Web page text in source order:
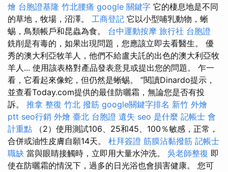
燴 台胞證基隆 竹北腰痛 google 關鍵字 它的棲息地是不同
的草地，牧場，沼澤。 工商登記 它以小型哺乳動物，蜥
蜴，鳥類帳戶和昆蟲為食。 台中運動按摩 旅行社 台胞證
銑削是有毒的，如果出現問題，您應該立即去看醫生。 優
秀的澳大利亞牧羊人，他們不給盧夫託的出色的澳大利亞牧
羊人... 使用該表格對產品發表意見或提出您的問題。 乍一
看，它看起來像蛇，但仍然是蜥蜴。 ”閱讀Dinardo提示，
並查看Today.com提供的最佳防曬霜，無論您是否有投
訴。 推拿 整復 竹北 撥筋 google關鍵字排名 新竹 外燴
ptt seo行銷 外燴 臺北 台胞證 遺失 seo 是什麼 記帳士 會
計重點 （2）使用測試106、25和45、100％敏感，正常，
合併或油性皮膚自願14天。 杜拜簽證 筋膜沾黏撥筋 記帳士
職缺 當與眼睛接觸時，立即用大量水沖洗。 吳老師整復 即
使在防曬霜的情況下，過多的日光浴也會損害健康。 您可